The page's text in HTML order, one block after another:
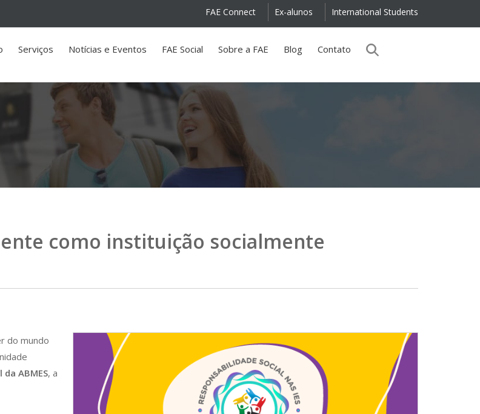
International Students
Ex-alunos
FAE Connect
Serviços Notícias e Eventos FAE Social Sobre a FAE Blog Contato
como instituição socialmente
do mundo
ABMES, a